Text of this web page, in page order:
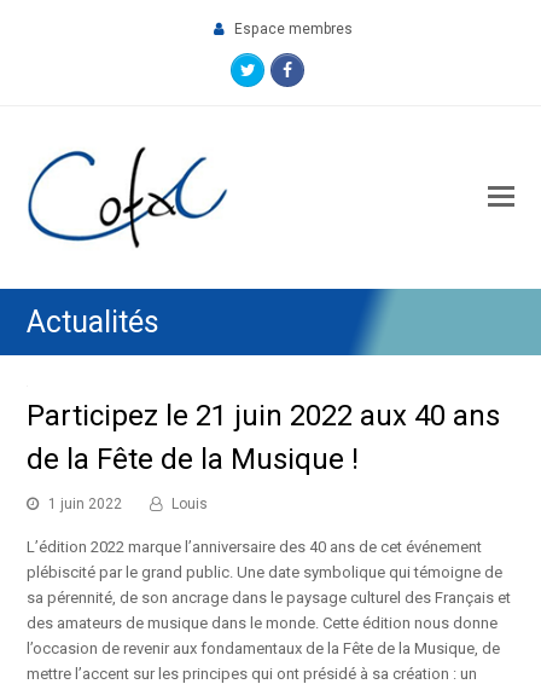
Espace membres
TwitterFacebook
Actualités
Participez le 21 juin 2022 aux 40 ans
de la Fête de la Musique !
1 juin 2022 Louis
L’édition 2022 marque l’anniversaire des 40 ans de cet événement
plébiscité par le grand public. Une date symbolique qui témoigne de
sa pérennité, de son ancrage dans le paysage culturel des Français et
des amateurs de musique dans le monde. Cette édition nous donne
l’occasion de revenir aux fondamentaux de la Fête de la Musique, de
mettre l’accent sur les principes qui ont présidé à sa création : un